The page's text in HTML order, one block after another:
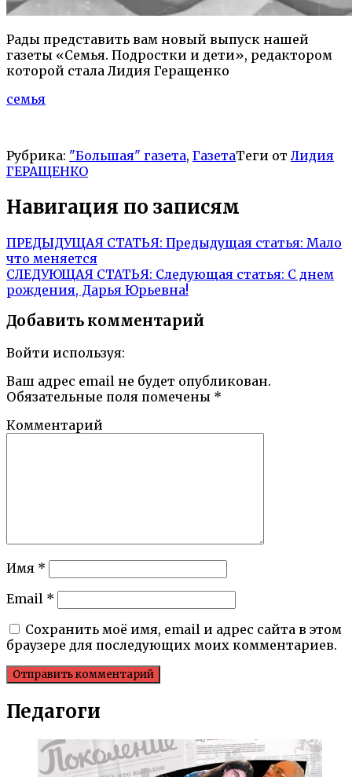
Рады представить вам новый выпуск нашей
газеты «Семья. Подростки и дети», редактором
которой стала Лидия Геращенко
семья
Рубрика: "Большая" газета, ГазетаТеги от Лидия
ГЕРАЩЕНКО
Навигация по записям
ПРЕДЫДУЩАЯ СТАТЬЯ: Предыдущая статья: Мало
что меняется
СЛЕДУЮЩАЯ СТАТЬЯ: Следующая статья: С днем
рождения, Дарья Юрьевна!
Добавить комментарий
Войти используя:
Ваш адрес email не будет опубликован.
Обязательные поля помечены *
Комментарий
Имя *
Email *
Сохранить моё имя, email и адрес сайта в этом
браузере для последующих моих комментариев.
Педагоги